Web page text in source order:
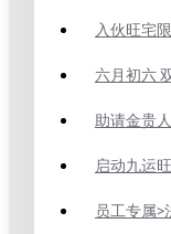
入伙旺宅
六月初六
助请金贵
启动九运
员工专属>